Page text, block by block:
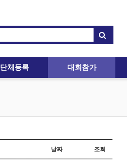
단체등록 대회참가
날짜 조회